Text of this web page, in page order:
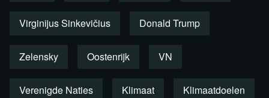
Als wij niet meer kunnen doen
wat nodig is, wie doet het dan
wel?
Virginijus Sinkevičius Donald Trump
Zelensky Oostenrijk VN
Verenigde Naties Klimaat Klimaatdoelen